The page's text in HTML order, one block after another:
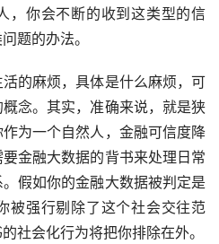
，你会不断的收到这类型的信
题的办法。
的麻烦，具体是什么麻烦，可
念。其实，准确来说，就是狭
为一个自然人，金融可信度降
金融大数据的背书来处理日常
假如你的金融大数据被判定是
被强行剔除了这个社会交往范
社会化行为将把你排除在外。